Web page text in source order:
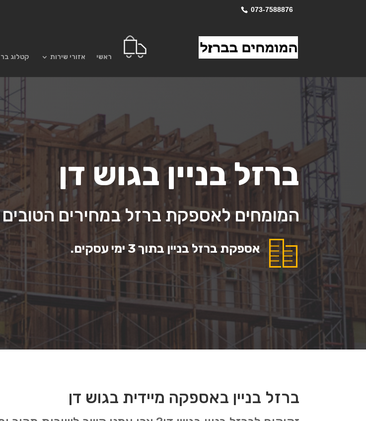
073-7588876
ראשי אזורי שירות קטלוג
ברזל בניין בגוש דן
המומחים לאספקת ברזל במחירים
אספקת ברזל בניין בתוך 3 ימי עסקים.
ברזל בניין באספקה מיידית בגוש דן